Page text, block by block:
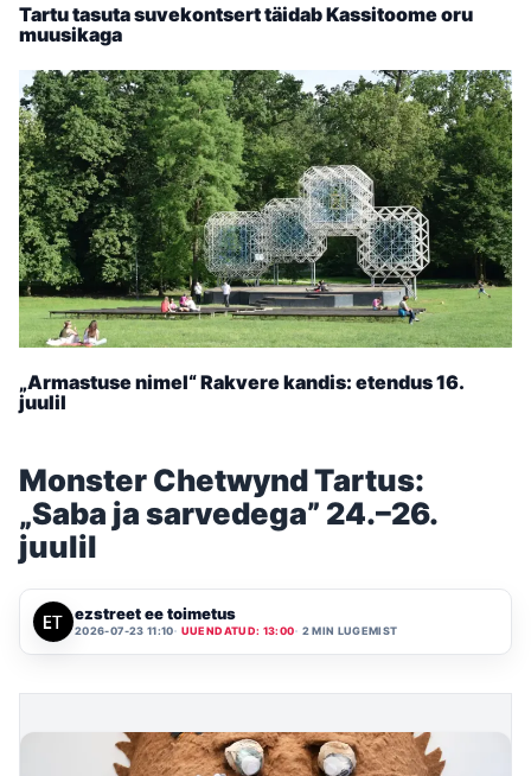
Tartu tasuta suvekontsert täidab Kassitoome oru
muusikaga
„Armastuse nimel“ Rakvere kandis: etendus 16.
juulil
Monster Chetwynd Tartus:
„Saba ja sarvedega” 24.–26.
juulil
ezstreet ee toimetus
2026-07-23 11:10 UUENDATUD: 13:00 2 MIN LUGEMIST